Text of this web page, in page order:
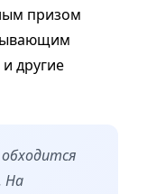
призом
другие
На